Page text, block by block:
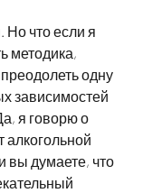
что если я
методика,
одну
зависимостей
я говорю о
алкогольной
вы думаете, что